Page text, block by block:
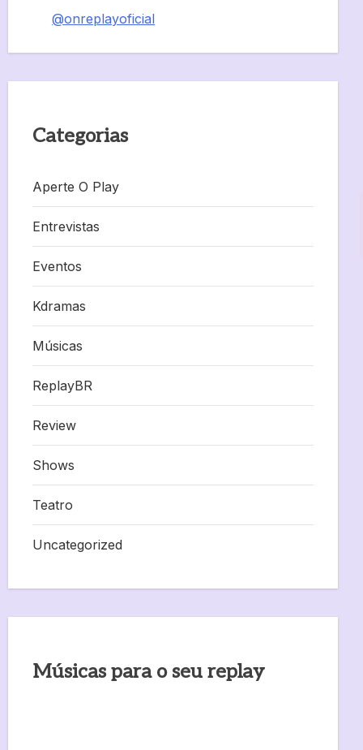
@onreplayoficial
Categorias
Aperte O Play
Entrevistas
Eventos
Kdramas
Músicas
ReplayBR
Review
Shows
Teatro
Uncategorized
Músicas para o seu replay